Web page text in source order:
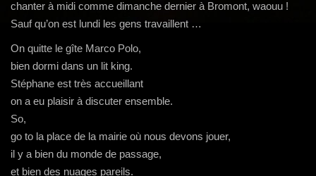
chanter à midi comme dimanche dernier à Bromont, waouu !
Sauf qu’on est lundi les gens travaillent …
On quitte le gîte Marco Polo,
bien dormi dans un lit king.
Stéphane est très accueillant
on a eu plaisir à discuter ensemble.
So,
go to la place de la mairie où nous devons jouer,
il y a bien du monde de passage,
et bien des nuages pareils.